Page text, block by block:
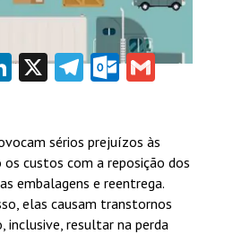
LinkedIn
X Telegram
Gmail
sérios prejuízos às
custos com a reposição dos
embalagens e reentrega.
elas causam transtornos
inclusive, resultar na perda